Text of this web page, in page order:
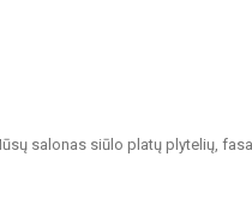
salonas siūlo platų plytelių,